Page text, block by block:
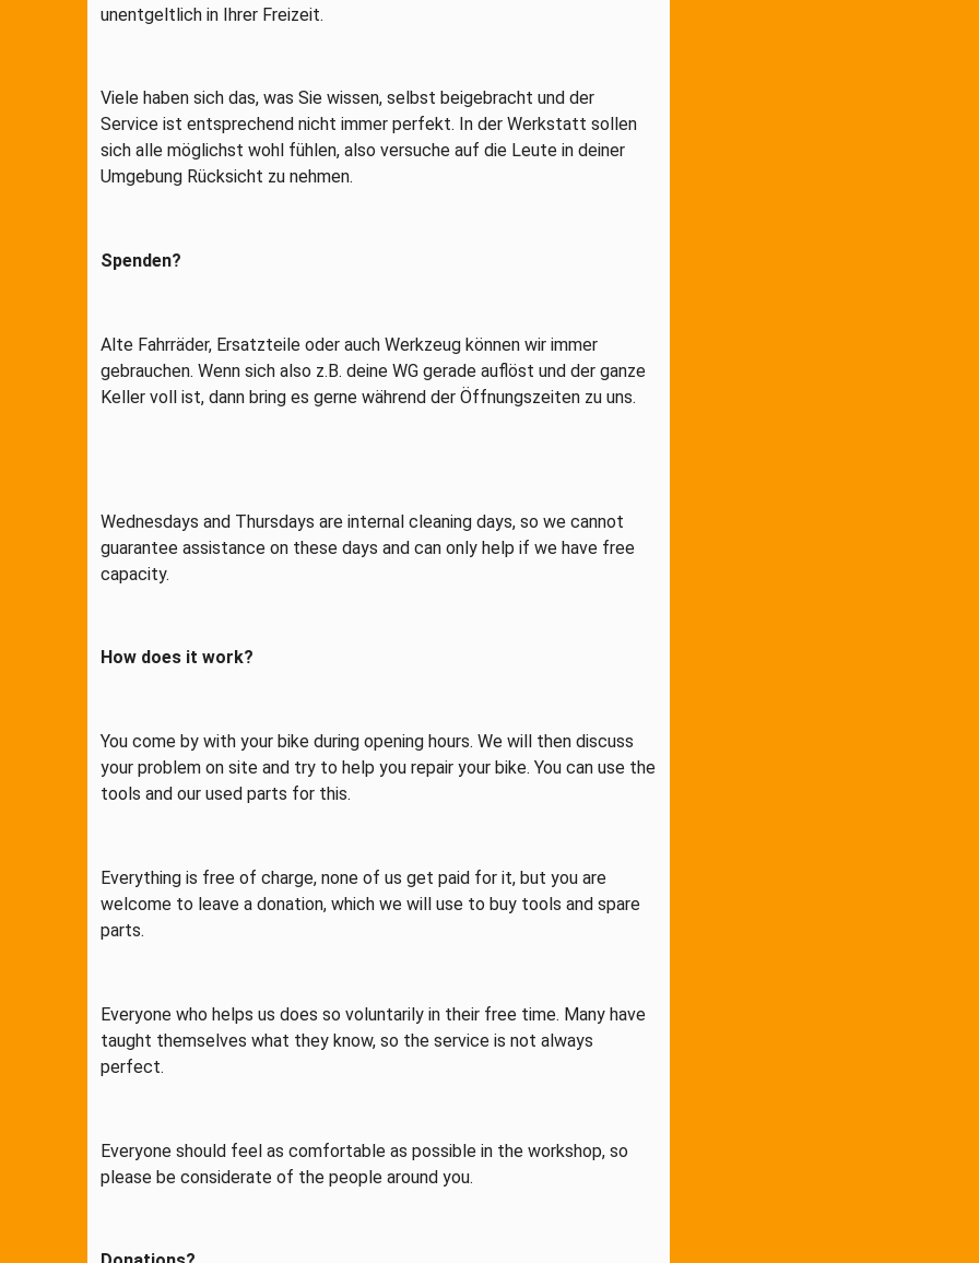
unentgeltlich in Ihrer Freizeit.
Viele haben sich das, was Sie wissen, selbst beigebracht und der
Service ist entsprechend nicht immer perfekt. In der Werkstatt sollen
sich alle möglichst wohl fühlen, also versuche auf die Leute in deiner
Umgebung Rücksicht zu nehmen.
Spenden?
Alte Fahrräder, Ersatzteile oder auch Werkzeug können wir immer
gebrauchen. Wenn sich also z.B. deine WG gerade auflöst und der ganze
Keller voll ist, dann bring es gerne während der Öffnungszeiten zu uns.
Wednesdays and Thursdays are internal cleaning days, so we cannot
guarantee assistance on these days and can only help if we have free
capacity.
How does it work?
You come by with your bike during opening hours. We will then discuss
your problem on site and try to help you repair your bike. You can use the
tools and our used parts for this.
Everything is free of charge, none of us get paid for it, but you are
welcome to leave a donation, which we will use to buy tools and spare
parts.
Everyone who helps us does so voluntarily in their free time. Many have
taught themselves what they know, so the service is not always
perfect.
Everyone should feel as comfortable as possible in the workshop, so
please be considerate of the people around you.